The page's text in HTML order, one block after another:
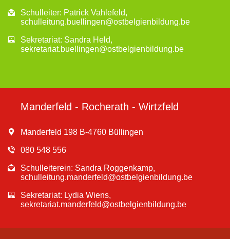
Schulleiter: Patrick Vahlefeld,
schulleitung.buellingen@ostbelgienbildung.be
Sekretariat: Sandra Held,
sekretariat.buellingen@ostbelgienbildung.be
Manderfeld - Rocherath - Wirtzfeld
Manderfeld 198 B-4760 Büllingen
080 548 556
Schulleiterein: Sandra Roggenkamp,
schulleitung.manderfeld@ostbelgienbildung.be
Sekretariat: Lydia Wiens,
sekretariat.manderfeld@ostbelgienbildung.be